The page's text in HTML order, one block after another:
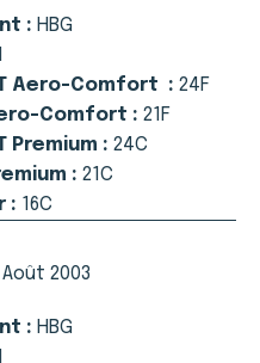
: HBG
Aero-Comfort : 24F
Comfort : 21F
Premium : 24C
: 21C
: 16C
Août 2003
: HBG